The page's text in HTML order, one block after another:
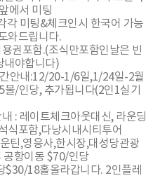
에서 미팅
각 미팅&체크인시 한국어 가능
와드립니다.
권포함.(조식만포함인날은 빈
내야합니다)
안내:12/20-1/6일,1/24일-2월
/인당, 추가됩니다(2인1실기
: 레이트체크아웃대신, 라운딩
식포함,다낭시내시티투어
틴,영응사,한시장,대성당관광
공항이동 $70/인당
$30/18홀올라갑니다. 2인플레